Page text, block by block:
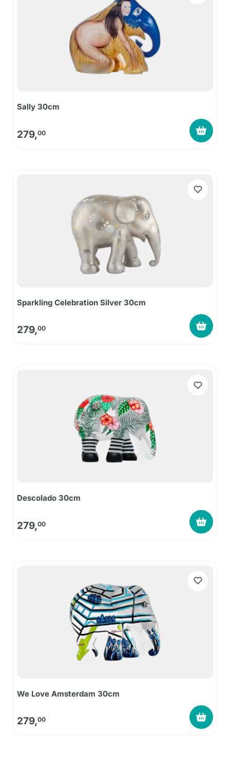
Sally 30cm
279,00
Sparkling Celebration Silver 30cm
279,00
Descolado 30cm
279,00
We Love Amsterdam 30cm
279,00